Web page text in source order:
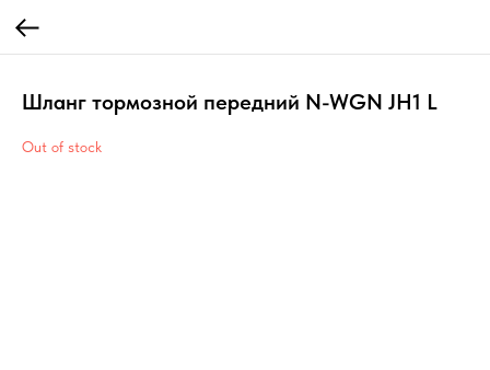
Шланг тормозной передний N-WGN JH1 L
Out of stock